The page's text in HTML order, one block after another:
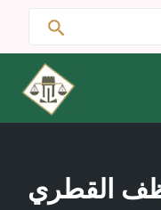
القطري